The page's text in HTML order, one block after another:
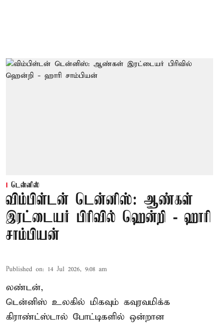
டென்னிஸ்
விம்பிள்டன் டென்னிஸ்: ஆண்கள்
இரட்டையர் பிரிவில் ஹென்றி - ஹாரி
சாம்பியன்
Published on: 14 Jul 2026, 9:08 am
லண்டன்,
டென்னிஸ் உலகில் மிகவும் கவுரவமிக்க
கிராண்ட்ஸ்டால் போட்டிகளில் ஒன்றான